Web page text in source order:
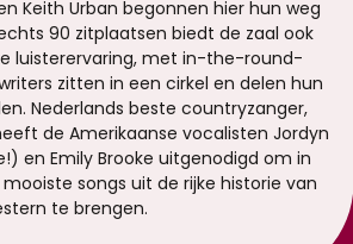
Keith Urban begonnen hier hun weg
90 zitplaatsen biedt de zaal ook
luisterervaring, met in-the-round-
zitten in een cirkel en delen hun
Nederlands beste countryzanger,
de Amerikaanse vocalisten Jordyn
en Emily Brooke uitgenodigd om in
songs uit de rijke historie van
te brengen.